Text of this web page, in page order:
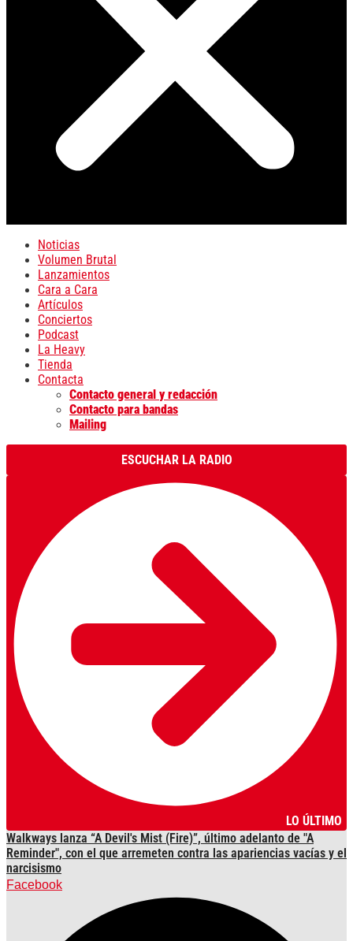
Noticias
Volumen Brutal
Lanzamientos
Cara a Cara
Artículos
Conciertos
Podcast
La Heavy
Tienda
Contacta
Contacto general y redacción
Contacto para bandas
Mailing
ESCUCHAR LA RADIO
LO ÚLTIMO
Walkways lanza “A Devil's Mist (Fire)”, último adelanto de "A
Reminder", con el que arremeten contra las apariencias vacías y el
narcisismo
Facebook